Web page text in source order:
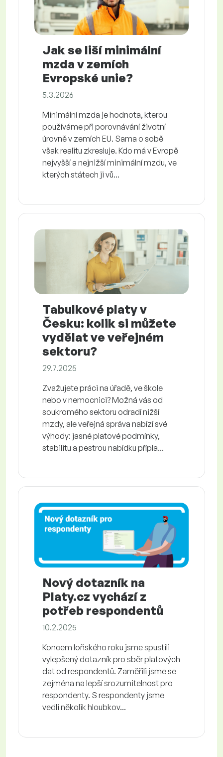
Jak se liší minimální
mzda v zemích
Evropské unie?
5.3.2026
Minimální mzda je hodnota, kterou
používáme při porovnávání životní
úrovně v zemích EU. Sama o sobě
však realitu zkresluje. Kdo má v Evropě
nejvyšší a nejnižší minimální mzdu, ve
kterých státech ji vů...
Tabulkové platy v
Česku: kolik si můžete
vydělat ve veřejném
sektoru?
29.7.2025
Zvažujete práci na úřadě, ve škole
nebo v nemocnici? Možná vás od
soukromého sektoru odradí nižší
mzdy, ale veřejná správa nabízí své
výhody: jasné platové podmínky,
stabilitu a pestrou nabídku přípla...
Nový dotazník na
Platy.cz vychází z
potřeb respondentů
10.2.2025
Koncem loňského roku jsme spustili
vylepšený dotazník pro sběr platových
dat od respondentů. Zaměřili jsme se
zejména na lepší srozumitelnost pro
respondenty. S respondenty jsme
vedli několik hloubkov...